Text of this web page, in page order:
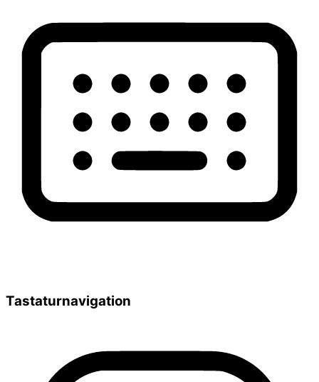
Tastaturnavigation